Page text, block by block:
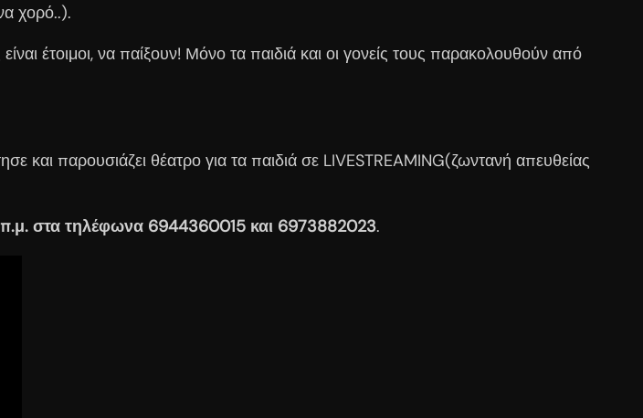
χορό..).
έτοιμοι, να παίξουν! Μόνο τα παιδιά και οι γονείς τους παρακολουθούν από
παρουσιάζει θέατρο για τα παιδιά σε LIVESTREAMING(ζωντανή απευθείας
στα τηλέφωνα 6944360015 και 6973882023.